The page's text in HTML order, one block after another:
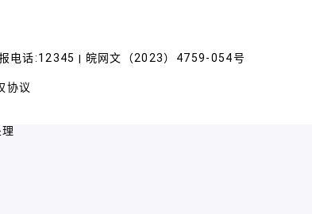
电话:12345 | 皖网文（2023）4759-054号
协议